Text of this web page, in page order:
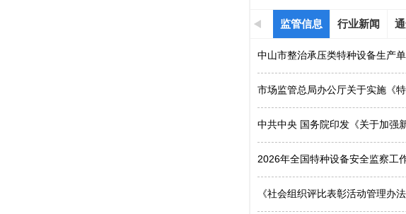
监管信息 行业新闻
中山市整治承压类特种设备生产
市场监管总局办公厅关于实施《
中共中央 国务院印发《关于加强
2026年全国特种设备安全监察工
《社会组织评比表彰活动管理办